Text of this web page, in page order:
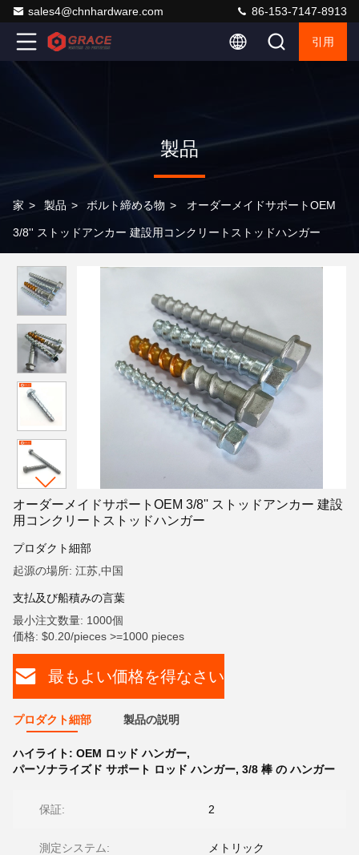
sales4@chnhardware.com 86-153-7147-8913
引用
製品
家 > 製品 > ボルト締める物 > オーダーメイドサポートOEM
3/8'' ストッドアンカー 建設用コンクリートストッドハンガー
オーダーメイドサポートOEM 3/8'' ストッドアンカー 建設
用コンクリートストッドハンガー
プロダクト細部
起源の場所: 江苏,中国
支払及び船積みの言葉
最小注文数量: 1000個
価格: $0.20/pieces >=1000 pieces
最もよい価格を得なさい
プロダクト細部 製品の説明
ハイライト: OEM ロッド ハンガー,
パーソナライズド サポート ロッド ハンガー, 3/8 棒 の ハンガー
保証: 2
測定システム: メトリック